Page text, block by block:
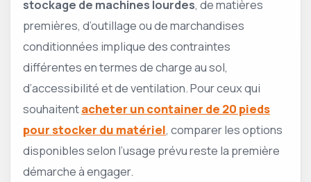
stockage de machines lourdes, de matières
premières, d’outillage ou de marchandises
conditionnées implique des contraintes
différentes en termes de charge au sol,
d’accessibilité et de ventilation. Pour ceux qui
souhaitentacheter un container de 20 pieds
pour stocker du matériel, comparer les options
disponibles selon l’usage prévu reste la première
démarche à engager.